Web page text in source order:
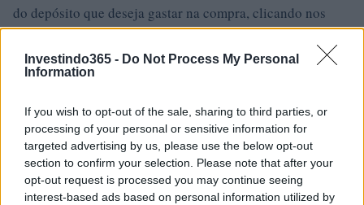
Investindo365 - Do Not Process My Personal
Information
If you wish to opt-out of the sale, sharing to third parties, or
processing of your personal or sensitive information for
targeted advertising by us, please use the below opt-out
section to confirm your selection. Please note that after your
opt-out request is processed you may continue seeing
interest-based ads based on personal information utilized by
do depósito que deseja gastar na compra, clicando nos
botões de porcentagem. Quando tiver confirmado tudo,
clique em “Comprar EOSBEAR”. Voila! Você finalmente
comprou a EOSBEAR!Na coluna à direita há uma barra de
pesquisa, agora certifique-se de que “USDT” esteja
selecionado, pois estamos negociando o par USDT para
altcoin. Clique nele e digite “EOSBEAR”, você deverá ver
EOSBEAR / USDT, selecione esse par e deverá ver uma
tabela de preços de EOSBEAR / USDT no meio da